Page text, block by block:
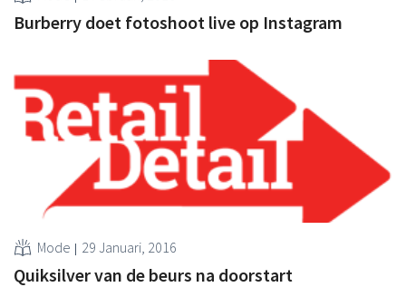
Burberry doet fotoshoot live op Instagram
Mode 29 Januari, 2016
Quiksilver van de beurs na doorstart